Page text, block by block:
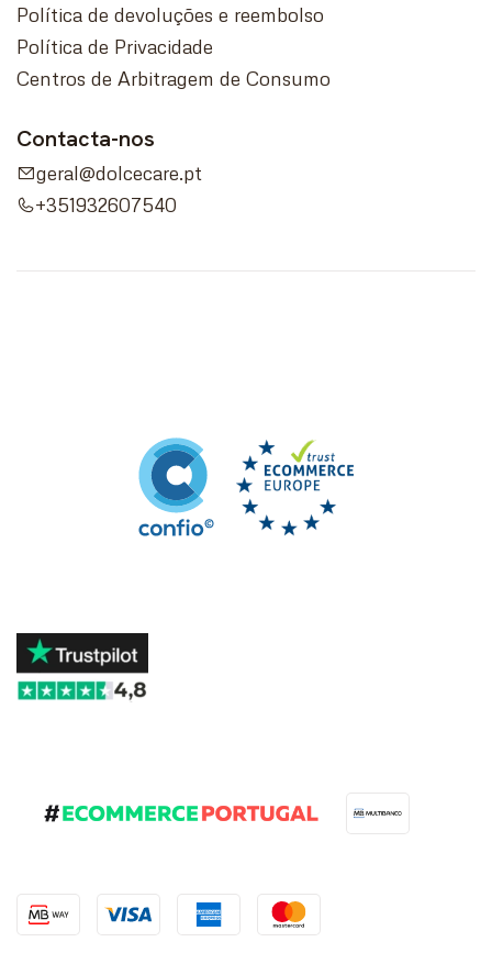
Política de devoluções e reembolso
Política de Privacidade
Centros de Arbitragem de Consumo
Contacta-nos
geral@dolcecare.pt
+351932607540